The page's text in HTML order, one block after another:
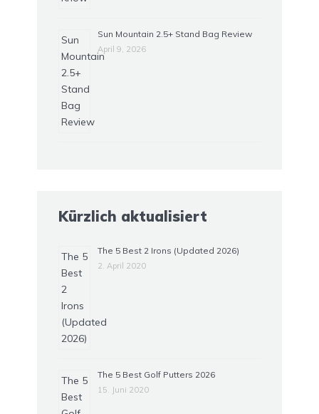
Sun Mountain 2.5+ Stand Bag Review
April 9, 2026
Kürzlich aktualisiert
The 5 Best 2 Irons (Updated 2026)
2. April 2020
The 5 Best Golf Putters 2026
15. Juni 2020